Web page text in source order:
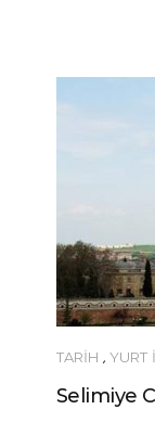
TARİH , YURT
Selimiye